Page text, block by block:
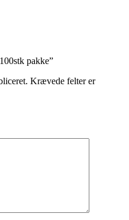
pakke”
Krævede felter er